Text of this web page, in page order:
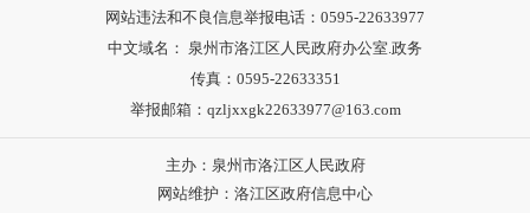
网站违法和不良信息举报电话：0595-22633977
中文域名： 泉州市洛江区人民政府办公室.政务
传真：0595-22633351
举报邮箱：qzljxxgk22633977@163.com
主办：泉州市洛江区人民政府
网站维护：洛江区政府信息中心